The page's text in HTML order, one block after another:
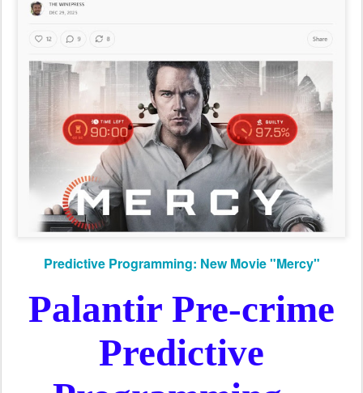
Predictive Programming: New Movie "Mercy"
Palantir Pre-crime
Predictive